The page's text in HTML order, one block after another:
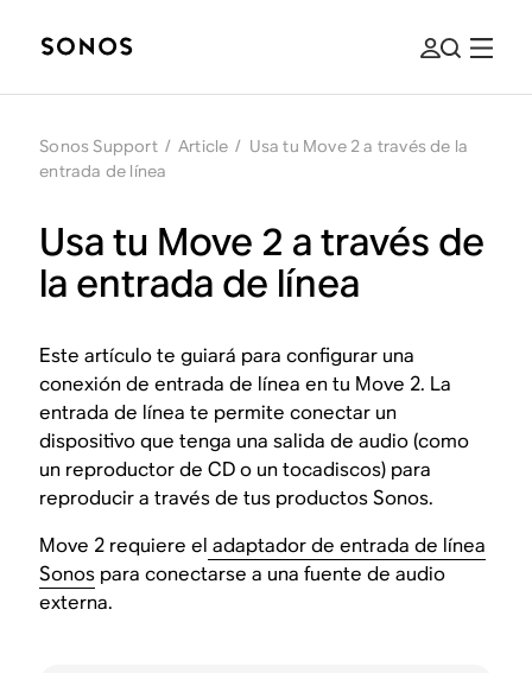
Sonos Support / Article / Usa tu Move 2 a través de la
entrada de línea
Usa tu Move 2 a través de
la entrada de línea
Este artículo te guiará para configurar una
conexión de entrada de línea en tu Move 2. La
entrada de línea te permite conectar un
dispositivo que tenga una salida de audio (como
un reproductor de CD o un tocadiscos) para
reproducir a través de tus productos Sonos.
Move 2 requiere el adaptador de entrada de línea
Sonos para conectarse a una fuente de audio
externa.